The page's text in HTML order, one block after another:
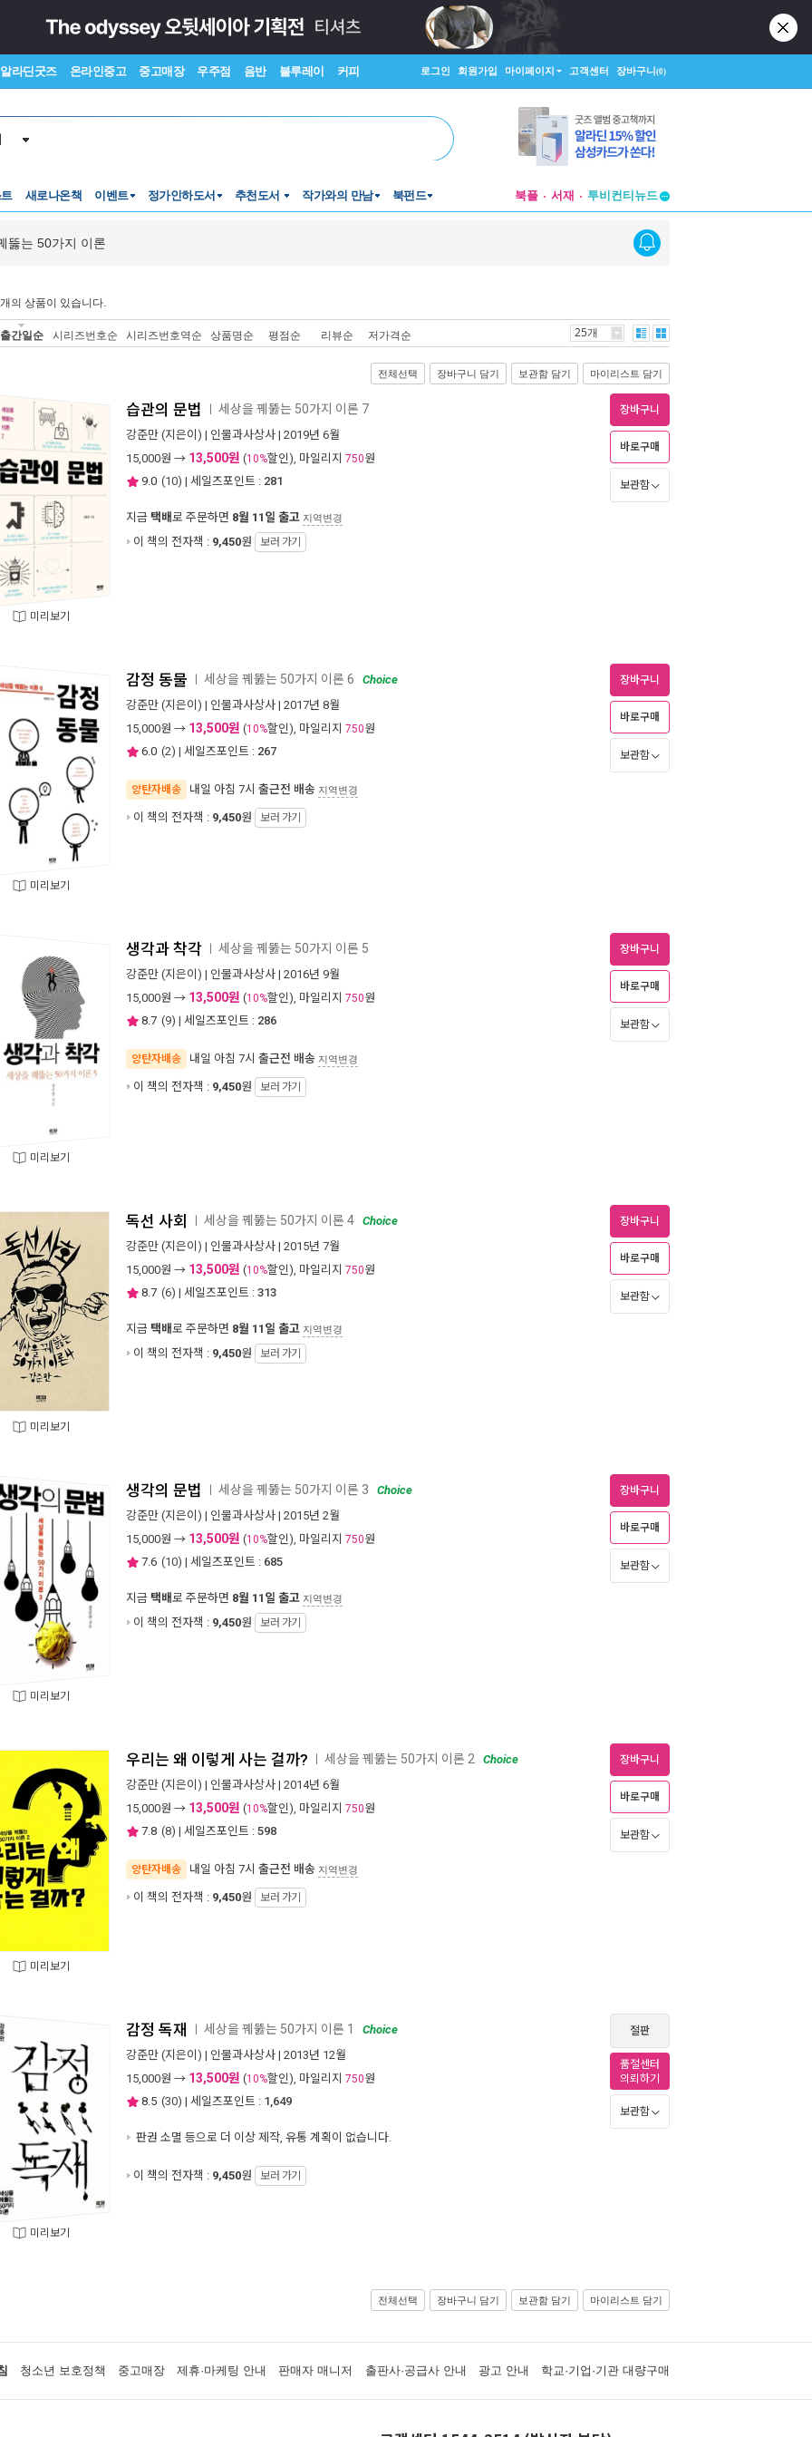
알라딘굿즈 온라인중고 중고매장 우주점 음반 블루레이 커피 로그인 회원가입 마이페이지 고객센터 장바구니(0)
새로나온책 이벤트 정가인하도서 추천도서 작가와의 만남 북펀드 북플 서재
투비컨티뉴드
투비컨티뉴드
뚫는 50가지 이론
개의 상품이 있습니다.
출간일순 시리즈번호순 시리즈번호역순 상품명순 평점순 리뷰순 저가격순 25개
전체선택 장바구니 담기 보관함 담기 마이리스트 담기
미리보기
습관의 문법 세상을 꿰뚫는 50가지 이론 7
강준만 (지은이) | 인물과사상사 | 2019년 6월
15,000원 → 13,500원 (10%할인), 마일리지 750원
9.0 (10) | 세일즈포인트 : 281
지금 택배로 주문하면 8월 11일 출고 지역변경
이 책의 전자책 : 9,450원 보러 가기
장바구니
바로구매
보관함
미리보기
감정 동물 세상을 꿰뚫는 50가지 이론 6
Choice
강준만 (지은이) | 인물과사상사 | 2017년 8월
15,000원 → 13,500원 (10%할인), 마일리지 750원
6.0 (2) | 세일즈포인트 : 267
양탄자배송 내일 아침 7시 출근전 배송 지역변경
이 책의 전자책 : 9,450원 보러 가기
장바구니
바로구매
보관함
미리보기
생각과 착각 세상을 꿰뚫는 50가지 이론 5
강준만 (지은이) | 인물과사상사 | 2016년 9월
15,000원 → 13,500원 (10%할인), 마일리지 750원
8.7 (9) | 세일즈포인트 : 286
양탄자배송 내일 아침 7시 출근전 배송 지역변경
이 책의 전자책 : 9,450원 보러 가기
장바구니
바로구매
보관함
미리보기
독선 사회 세상을 꿰뚫는 50가지 이론 4 Choice
강준만 (지은이) | 인물과사상사 | 2015년 7월
15,000원 → 13,500원 (10%할인), 마일리지 750원
8.7 (6) | 세일즈포인트 : 313
지금 택배로 주문하면 8월 11일 출고 지역변경
이 책의 전자책 : 9,450원 보러 가기
장바구니
바로구매
보관함
미리보기
생각의 문법 세상을 꿰뚫는 50가지 이론 3
Choice
강준만 (지은이) | 인물과사상사 | 2015년 2월
15,000원 → 13,500원 (10%할인), 마일리지 750원
7.6 (10) | 세일즈포인트 : 685
지금 택배로 주문하면 8월 11일 출고 지역변경
이 책의 전자책 : 9,450원 보러 가기
장바구니
바로구매
보관함
미리보기
우리는 왜 이렇게 사는 걸까? 세상을 꿰뚫는 50가지 이론 2
Choice
강준만 (지은이) | 인물과사상사 | 2014년 6월
15,000원 → 13,500원 (10%할인), 마일리지 750원
7.8 (8) | 세일즈포인트 : 598
양탄자배송 내일 아침 7시 출근전 배송 지역변경
이 책의 전자책 : 9,450원 보러 가기
장바구니
바로구매
보관함
미리보기
감정 독재 세상을 꿰뚫는 50가지 이론 1
Choice
강준만 (지은이) | 인물과사상사 | 2013년 12월
15,000원 → 13,500원 (10%할인), 마일리지 750원
8.5 (30) | 세일즈포인트 : 1,649
판권 소멸 등으로 더 이상 제작, 유통 계획이 없습니다.
이 책의 전자책 : 9,450원 보러 가기
절판
품절센터
의뢰하기
보관함
전체선택 장바구니 담기 보관함 담기 마이리스트 담기
청소년 보호정책 중고매장 제휴·마케팅 안내 판매자 매니저 출판사·공급사 안내 광고 안내 학교·기업·기관 대량구매